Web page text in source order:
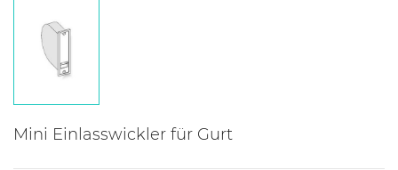
Mini Einlasswickler für Gurt